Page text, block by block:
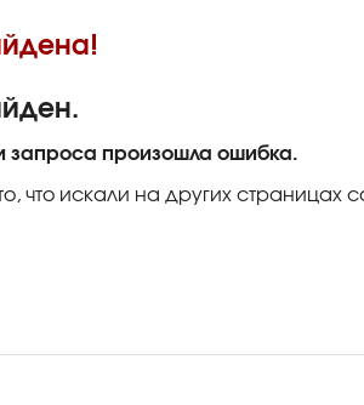
запроса произошла ошибка.
что искали на других страницах